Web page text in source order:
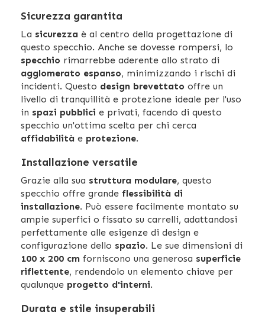
Sicurezza garantita
La sicurezza è al centro della progettazione di
questo specchio. Anche se dovesse rompersi, lo
specchio rimarrebbe aderente allo strato di
agglomerato espanso, minimizzando i rischi di
incidenti. Questo design brevettato offre un
livello di tranquillità e protezione ideale per l'uso
in spazi pubblici e privati, facendo di questo
specchio un'ottima scelta per chi cerca
affidabilità e protezione.
Installazione versatile
Grazie alla sua struttura modulare, questo
specchio offre grande flessibilità di
installazione. Può essere facilmente montato su
ampie superfici o fissato su carrelli, adattandosi
perfettamente alle esigenze di design e
configurazione dello spazio. Le sue dimensioni di
100 x 200 cm forniscono una generosa superficie
riflettente, rendendolo un elemento chiave per
qualunque progetto d'interni.
Durata e stile insuperabili